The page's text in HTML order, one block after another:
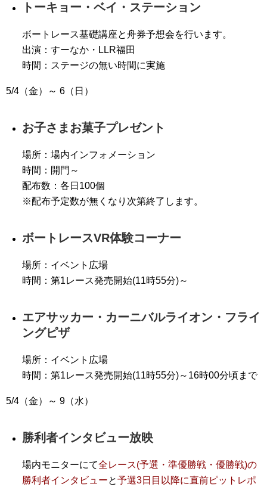
トーキョー・ベイ・ステーション
ボートレース基礎講座と舟券予想会を行います。
出演：すーなか・LLR福田
時間：ステージの無い時間に実施
5/4（金）～ 6（日）
お子さまお菓子プレゼント
場所：場内インフォメーション
時間：開門～
配布数：各日100個
※配布予定数が無くなり次第終了します。
ボートレースVR体験コーナー
場所：イベント広場
時間：第1レース発売開始(11時55分)～
エアサッカー・カーニバルライオン・フライ
ングピザ
場所：イベント広場
時間：第1レース発売開始(11時55分)～16時00分頃まで
5/4（金）～ 9（水）
勝利者インタビュー放映
場内モニターにて全レース(予選・準優勝戦・優勝戦)の
勝利者インタビューと予選3日目以降に直前ピットレポ